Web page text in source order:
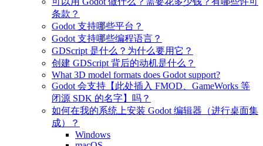
条款？
Godot 支持哪些平台？
Godot 支持哪些编程语言？
GDScript 是什么？为什么要用它？
创建 GDScript 背后的动机是什么？
What 3D model formats does Godot support?
Godot 会支持【此处插入 FMOD、GameWorks 等
闭源 SDK 的名字】吗？
如何在我的系统上安装 Godot 编辑器（进行桌面集
成）？
Windows